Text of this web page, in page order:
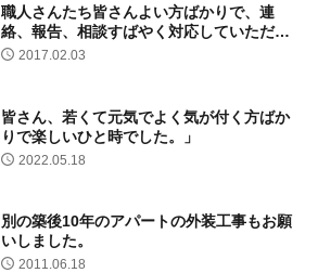
職人さんたち皆さんよい方ばかりで、連
絡、報告、相談すばやく対応していただき
工期より早くできました。
2017.02.03
皆さん、若くて元気でよく気が付く方ばか
りで楽しいひと時でした。」
2022.05.18
別の築後10年のアパートの外装工事もお願
いしました。
2011.06.18